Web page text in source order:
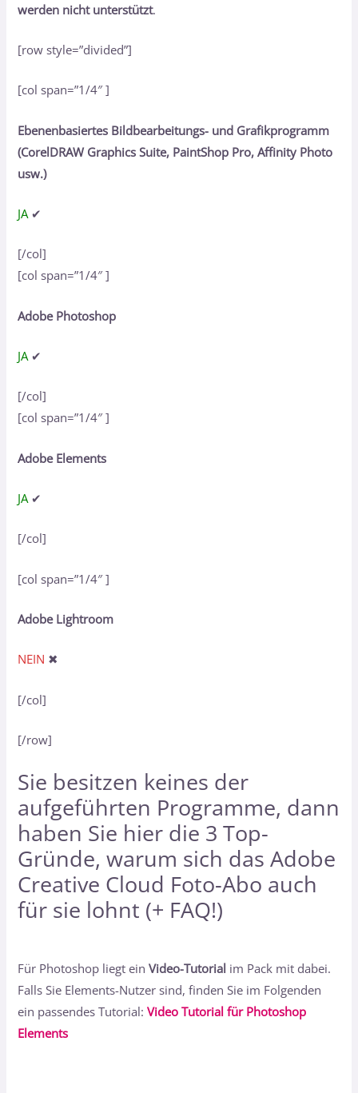
werden nicht unterstützt.
[row style=”divided”]
[col span=”1/4″ ]
Ebenenbasiertes Bildbearbeitungs- und Grafikprogramm
(CorelDRAW Graphics Suite, PaintShop Pro, Affinity Photo
usw.)
JA ✔
[/col]
[col span=”1/4″ ]
Adobe Photoshop
JA ✔
[/col]
[col span=”1/4″ ]
Adobe Elements
JA ✔
[/col]
[col span=”1/4″ ]
Adobe Lightroom
NEIN ✖
[/col]
[/row]
Sie besitzen keines der
aufgeführten Programme, dann
haben Sie hier die 3 Top-
Gründe, warum sich das Adobe
Creative Cloud Foto-Abo auch
für sie lohnt (+ FAQ!)
Für Photoshop liegt einVideo-Tutorial im Pack mit dabei.
Falls Sie Elements-Nutzer sind, finden Sie im Folgenden
ein passendes Tutorial:Video Tutorial für Photoshop
Elements